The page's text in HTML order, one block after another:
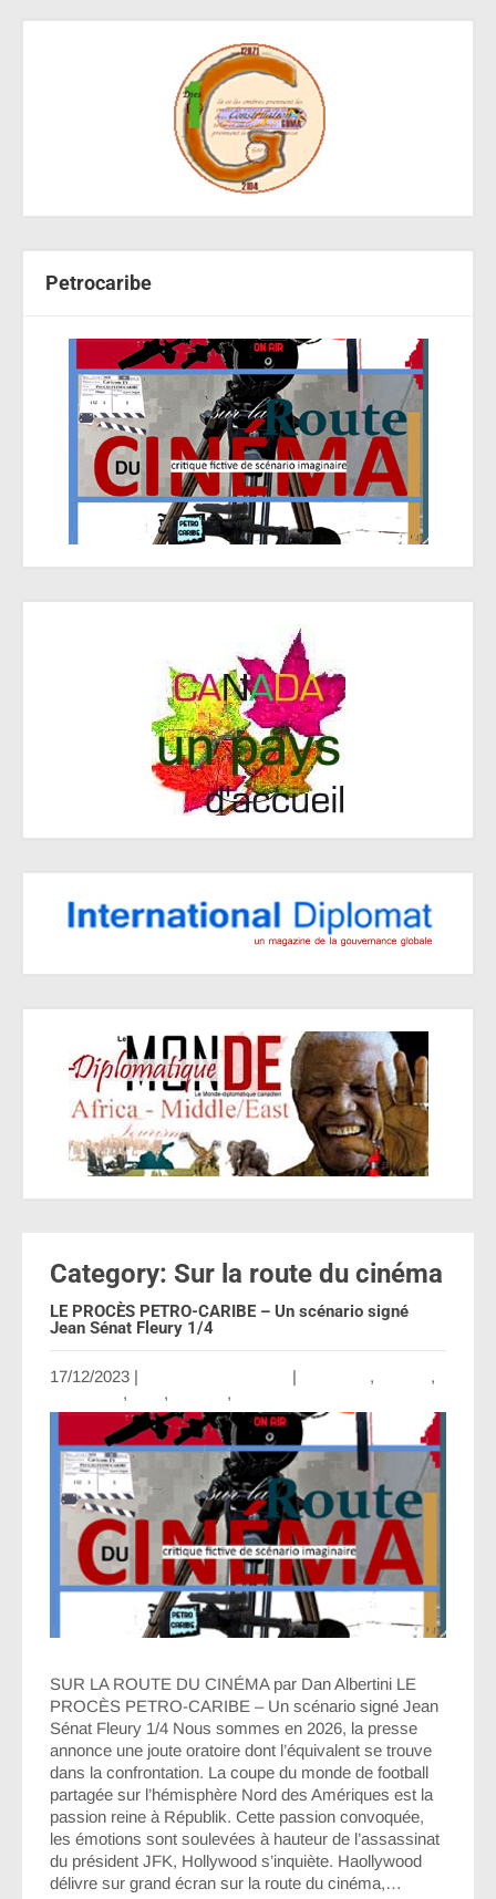
Petrocaribe
Category: Sur la route du cinéma
LE PROCÈS PETRO-CARIBE – Un scénario signé
Jean Sénat Fleury 1/4
17/12/2023 | | ,
,
, , ,
SUR LA ROUTE DU CINÉMA par Dan Albertini LE
PROCÈS PETRO-CARIBE – Un scénario signé Jean
Sénat Fleury 1/4 Nous sommes en 2026, la presse
annonce une joute oratoire dont l’équivalent se trouve
dans la confrontation. La coupe du monde de football
partagée sur l’hémisphère Nord des Amériques est la
passion reine à Républik. Cette passion convoquée,
les émotions sont soulevées à hauteur de l’assassinat
du président JFK, Hollywood s’inquiète. Haollywood
délivre sur grand écran sur la route du cinéma,…